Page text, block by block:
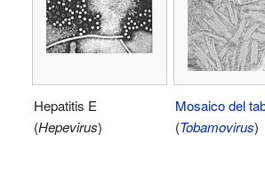
Hepatitis E
(Hepevirus)
Mosaico del
(Tobamovirus)